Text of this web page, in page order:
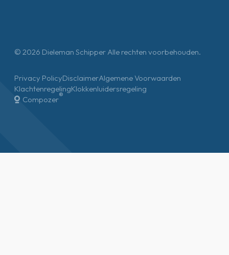
© 2026 Dieleman Schipper Alle rechten voorbehouden.
Privacy PolicyDisclaimerAlgemene Voorwaarden
KlachtenregelingKlokkenluidersregeling
Compozer®